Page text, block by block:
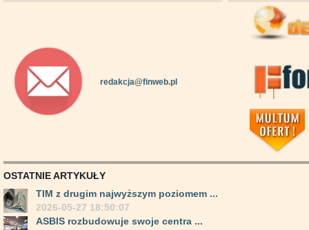
redakcja@finweb.pl
OSTATNIE ARTYKUŁY
TIM z drugim najwyższym poziomem ...
2026-05-27 18:50:07
ASBIS rozbudowuje swoje centra ...